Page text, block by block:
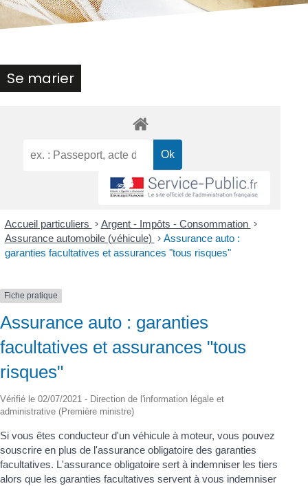
Se marier
Accueil particuliers > Argent - Impôts - Consommation >
Assurance automobile (véhicule) > Assurance auto :
garanties facultatives et assurances "tous risques"
Fiche pratique
Assurance auto : garanties
facultatives et assurances "tous
risques"
Vérifié le 02/07/2021 - Direction de l'information légale et
administrative (Première ministre)
Si vous êtes conducteur d'un véhicule à moteur, vous pouvez
souscrire en plus de l'assurance obligatoire des garanties
facultatives. L'assurance obligatoire sert à indemniser les tiers
alors que les garanties facultatives servent à vous indemniser